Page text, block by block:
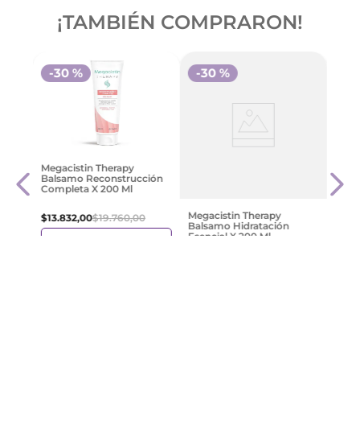
¡TAMBIÉN COMPRARON!
Megacistin Therapy
Balsamo Reconstrucción
Completa X 200 Ml
$13.832,00$19.760,00
-30 %
Megacistin Therapy
Balsamo Hidratación
Esencial X 200 Ml
-30 %
250